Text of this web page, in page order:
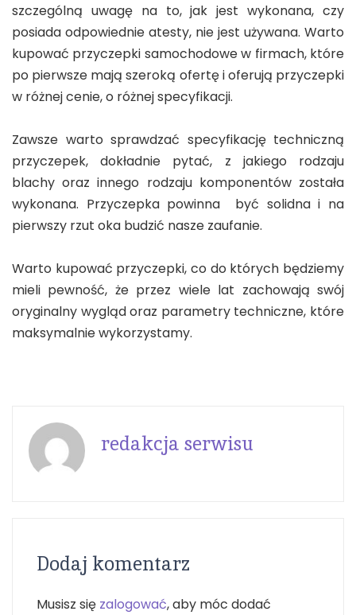
szczególną uwagę na to, jak jest wykonana, czy
posiada odpowiednie atesty, nie jest używana. Warto
kupować przyczepki samochodowe w firmach, które
po pierwsze mają szeroką ofertę i oferują przyczepki
w różnej cenie, o różnej specyfikacji.
Zawsze warto sprawdzać specyfikację techniczną
przyczepek, dokładnie pytać, z jakiego rodzaju
blachy oraz innego rodzaju komponentów została
wykonana. Przyczepka powinna być solidna i na
pierwszy rzut oka budzić nasze zaufanie.
Warto kupować przyczepki, co do których będziemy
mieli pewność, że przez wiele lat zachowają swój
oryginalny wygląd oraz parametry techniczne, które
maksymalnie wykorzystamy.
redakcja serwisu
Dodaj komentarz
Musisz się zalogować, aby móc dodać